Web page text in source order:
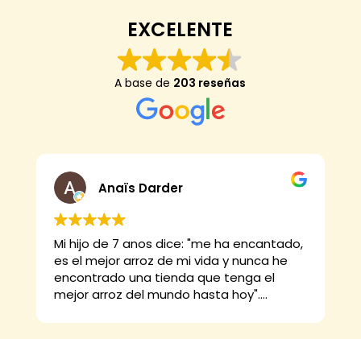
EXCELENTE
A base de 203 reseñas
Anaïs Darder
Mi hijo de 7 anos dice: "me ha encantado,
es el mejor arroz de mi vida y nunca he
encontrado una tienda que tenga el
mejor arroz del mundo hasta hoy".
Thai, la paella, las croquetas... Y ellos no